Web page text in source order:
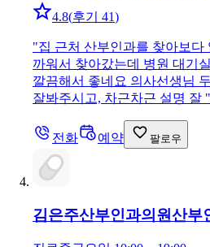
4.8(후기 41)
"집 근처 산부인과를 찾아보
까워서 찾아갔는데 병원 대기
깔끔해서 좋네요 의사선생님
잘봐주시고, 차근차근 설명 잘 "
전화 예약 팔로우
김은주산부인과의원산부